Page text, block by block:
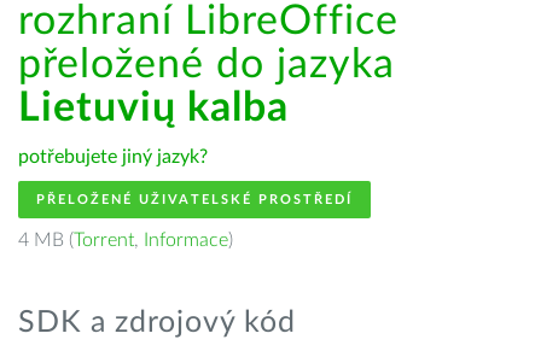
rozhraní LibreOffice
přeložené do jazyka
Lietuvių kalba
potřebujete jiný jazyk?
PŘELOŽENÉ UŽIVATELSKÉ PROSTŘEDÍ
4 MB (Torrent, Informace)
SDK a zdrojový kód